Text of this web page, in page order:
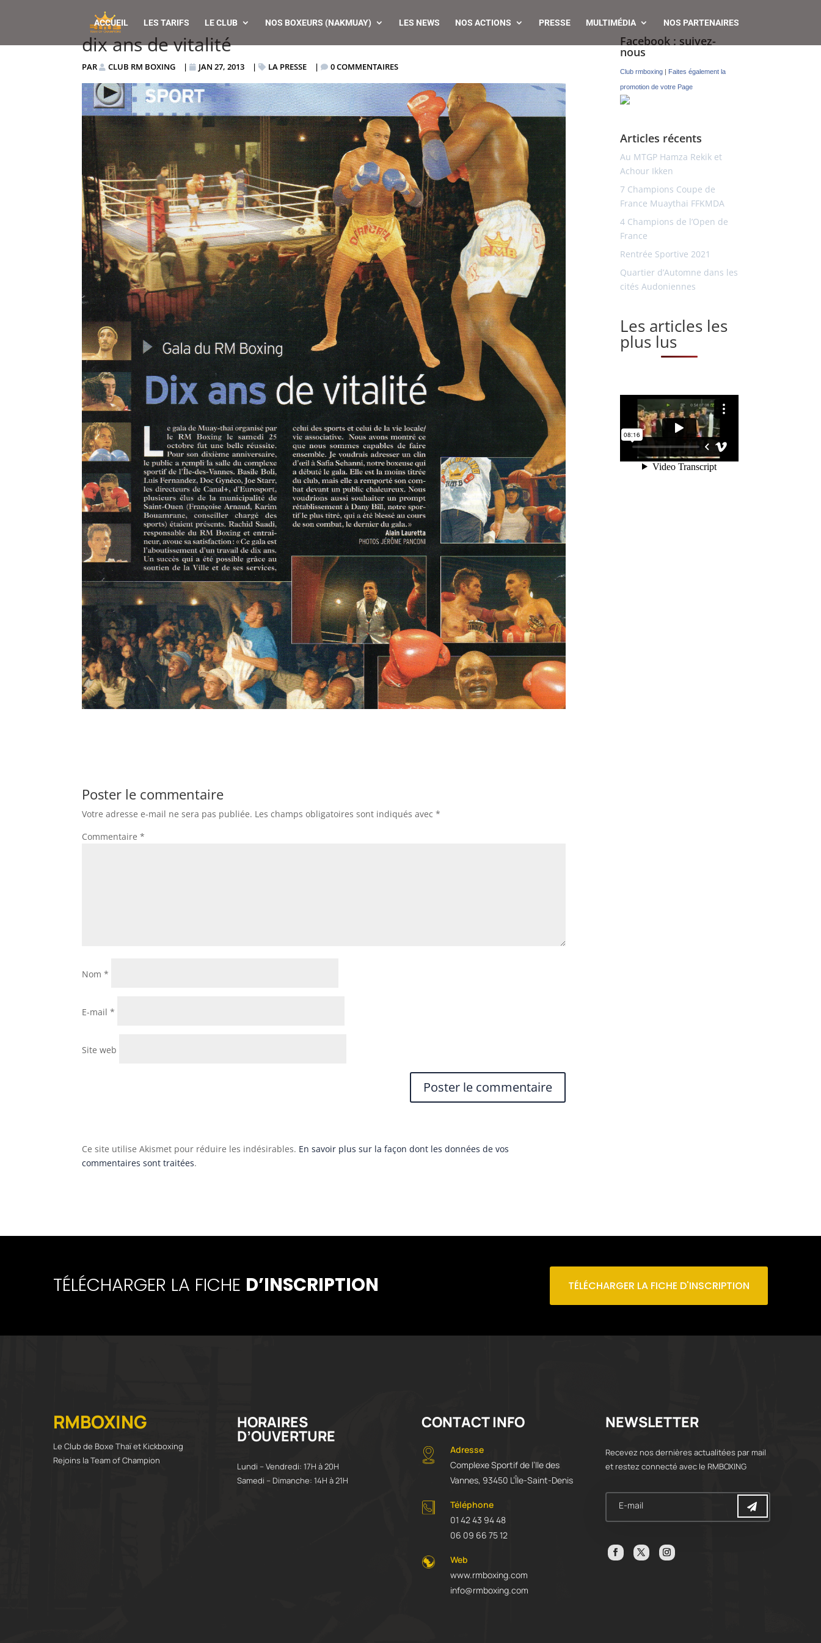
ACCUEIL LES TARIFS LE CLUB NOS BOXEURS (NAKMUAY) LES NEWS NOS ACTIONS PRESSE MULTIMÉDIA NOS PARTENAIRES
dix ans de vitalité
PAR CLUB RM BOXING | JAN 27, 2013 | LA PRESSE | 0 COMMENTAIRES
Poster le commentaire
Votre adresse e-mail ne sera pas publiée. Les champs obligatoires sont indiqués avec*
Commentaire*
Nom*
E-mail*
Site web
Ce site utilise Akismet pour réduire les indésirables. En savoir plus sur la façon dont les données de vos
commentaires sont traitées.
Facebook : suivez-
nous
Club rmboxing | Faites également la
promotion de votre Page
Articles récents
Au MTGP Hamza Rekik et
Achour Ikken
7 Champions Coupe de
France Muaythai FFKMDA
4 Champions de l’Open de
France
Rentrée Sportive 2021
Quartier d’Automne dans les
cités Audoniennes
Les articles les
plus lus
TÉLÉCHARGER LA FICHE D’INSCRIPTION TÉLÉCHARGER LA FICHE D'INSCRIPTION
RMBOXING
Le Club de Boxe Thaï et Kickboxing
Rejoins la Team of Champion
HORAIRES
D’OUVERTURE
Lundi – Vendredi: 17H à 20H
Samedi – Dimanche: 14H à 21H
CONTACT INFO
Adresse
Complexe Sportif de l’Ile des
Vannes, 93450 L’Île-Saint-Denis
Téléphone
01 42 43 94 48
06 09 66 75 12
Web
www.rmboxing.com
info@rmboxing.com
NEWSLETTER
Recevez nos dernières actualitées par mail
et restez connecté avec le RMBOXING